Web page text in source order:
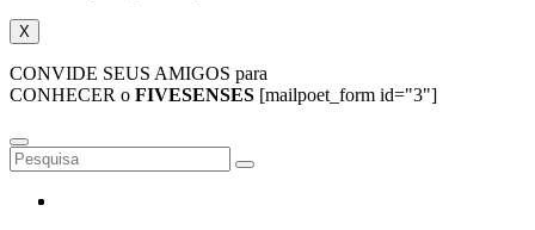
X
CONVIDE SEUS AMIGOS para
CONHECER o FIVESENSES [mailpoet_form id="3"]